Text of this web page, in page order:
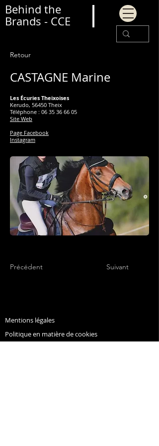
Behind the
Brands - CCE
Retour
CASTAGNE Marine
Les Écuries Theixoises
Kerudo, 56450 Theix
Téléphone : 06 35 36 66 05
Site Web
Page Facebook
Instagram
Précédent Suivant
Mentions légales
Politique en matière de cookies